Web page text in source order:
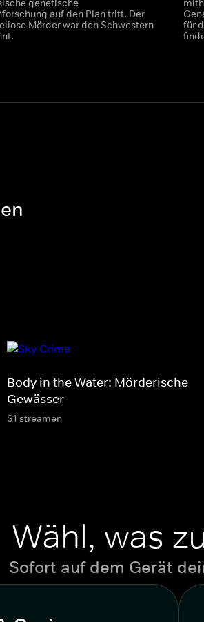
genetische
auf den Plan tritt. Der
Mörder war den Schwestern
für
Body in the Water: Mörderische
Gewässer
S1 streamen
Wähl, was
Sofort auf dem Gerät